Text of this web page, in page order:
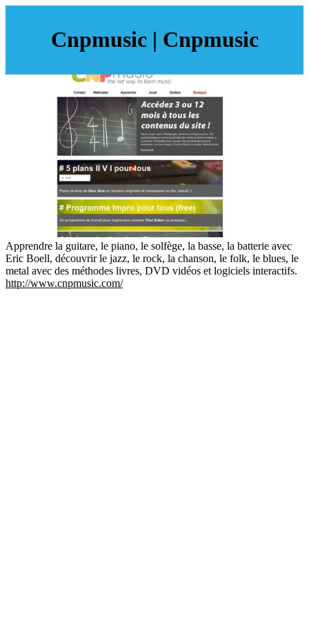
Cnpmusic | Cnpmusic
Apprendre la guitare, le piano, le solfège, la basse, la batterie avec
Eric Boell, découvrir le jazz, le rock, la chanson, le folk, le blues, le
metal avec des méthodes livres, DVD vidéos et logiciels interactifs.
http://www.cnpmusic.com/